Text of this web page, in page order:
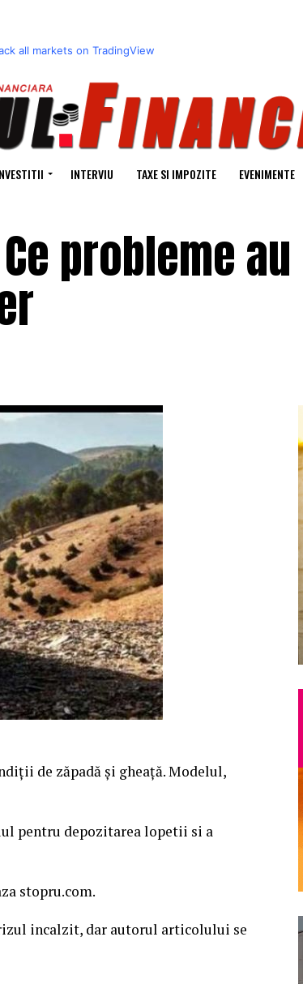
all markets on TradingView
INTERVIU TAXE SI IMPOZITE EVENIMENTE
probleme au
de zăpadă şi gheaţă. Modelul,
pentru depozitarea lopetii si a
stopru.com.
incalzit, dar autorul articolului se